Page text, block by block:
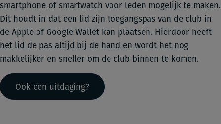
smartphone of smartwatch voor leden mogelijk te maken.
Dit houdt in dat een lid zijn toegangspas van de club in
de Apple of Google Wallet kan plaatsen. Hierdoor heeft
het lid de pas altijd bij de hand en wordt het nog
makkelijker en sneller om de club binnen te komen.
Ook een uitdaging?